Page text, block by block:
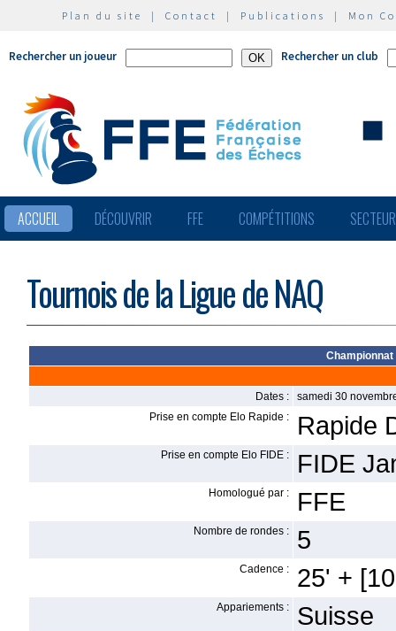
Plan du site | Contact | Publications | Mon
Rechercher un joueur Rechercher un club
ACCUEIL DÉCOUVRIR FFE COMPÉTITIONS
Tournois de la Ligue de NAQ
Dates :
samedi 30
Prise en compte Elo Rapide :
Rapide
Prise en compte Elo FIDE : FIDE
Homologué par : FFE
Nombre de rondes : 5
Cadence : 25' +
Appariements : Suisse